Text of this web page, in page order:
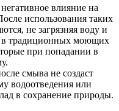
влияние на
использования таких
не загрязняя воду и
в традиционных моющих
при попадании в
смыва не создаст
водоотведения или
в сохранение природы.